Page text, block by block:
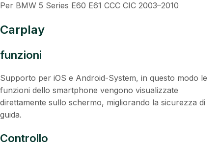
Per BMW 5 Series E60 E61 CCC CIC 2003–2010
Carplay
funzioni
Supporto per iOS e Android-System, in questo modo le
funzioni dello smartphone vengono visualizzate
direttamente sullo schermo, migliorando la sicurezza di
guida.
Controllo